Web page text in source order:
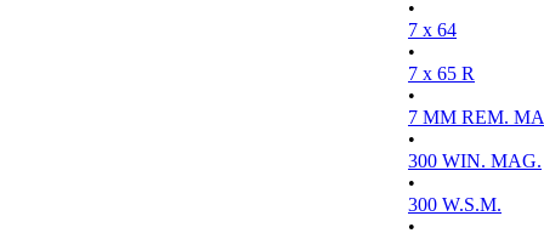
•
7 x 64
•
7 x 65 R
•
7 MM REM.
•
300 WIN. MAG.
•
300 W.S.M.
•